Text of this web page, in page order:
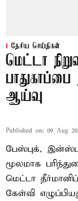
தேசிய செய்திகள்
மெட்டா
ஆய்வு
Published on: 09 Aug
பேஸ்புக்,
மூலமாக
மெட்டா
கேள்வி